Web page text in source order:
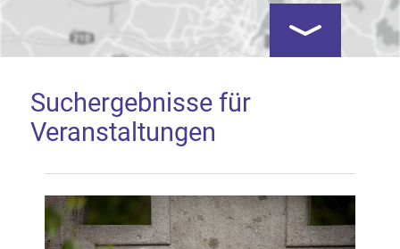
Google Map laden
Mit dem Laden der Karte akzeptieren Sie, dass die
Kartenansicht
Suchergebnisse für
Veranstaltungen